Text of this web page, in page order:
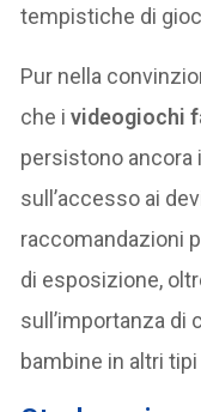
tempistiche di
Pur nella
che ivideogiochi
persistono
sull’accesso ai
raccomandazioni
di esposizione,
sull’importanza di
bambine in altri